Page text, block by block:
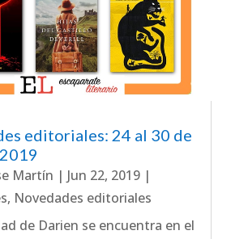
editoriales: 24 al 30 de
Martín | Jun 22, 2019|
, Novedades editoriales
de Darien se encuentra en el